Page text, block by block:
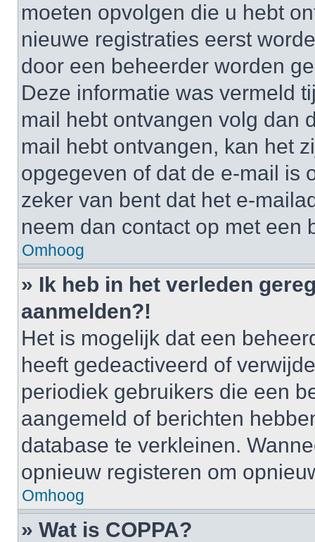
moeten opvolgen die u hebt
nieuwe registraties eerst
door een beheerder worden
Deze informatie was vermeld
mail hebt ontvangen volg dan
mail hebt ontvangen, kan het
opgegeven of dat de e-mail is
zeker van bent dat het e-
neem dan contact op met een
Omhoog
» Ik heb in het verleden
aanmelden?!
Het is mogelijk dat een
heeft gedeactiveerd of
periodiek gebruikers die een
aangemeld of berichten
database te verkleinen.
opnieuw registeren om
Omhoog
» Wat is COPPA?